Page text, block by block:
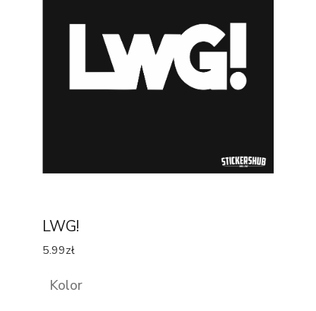
LWG!
5.99zł
Kolor